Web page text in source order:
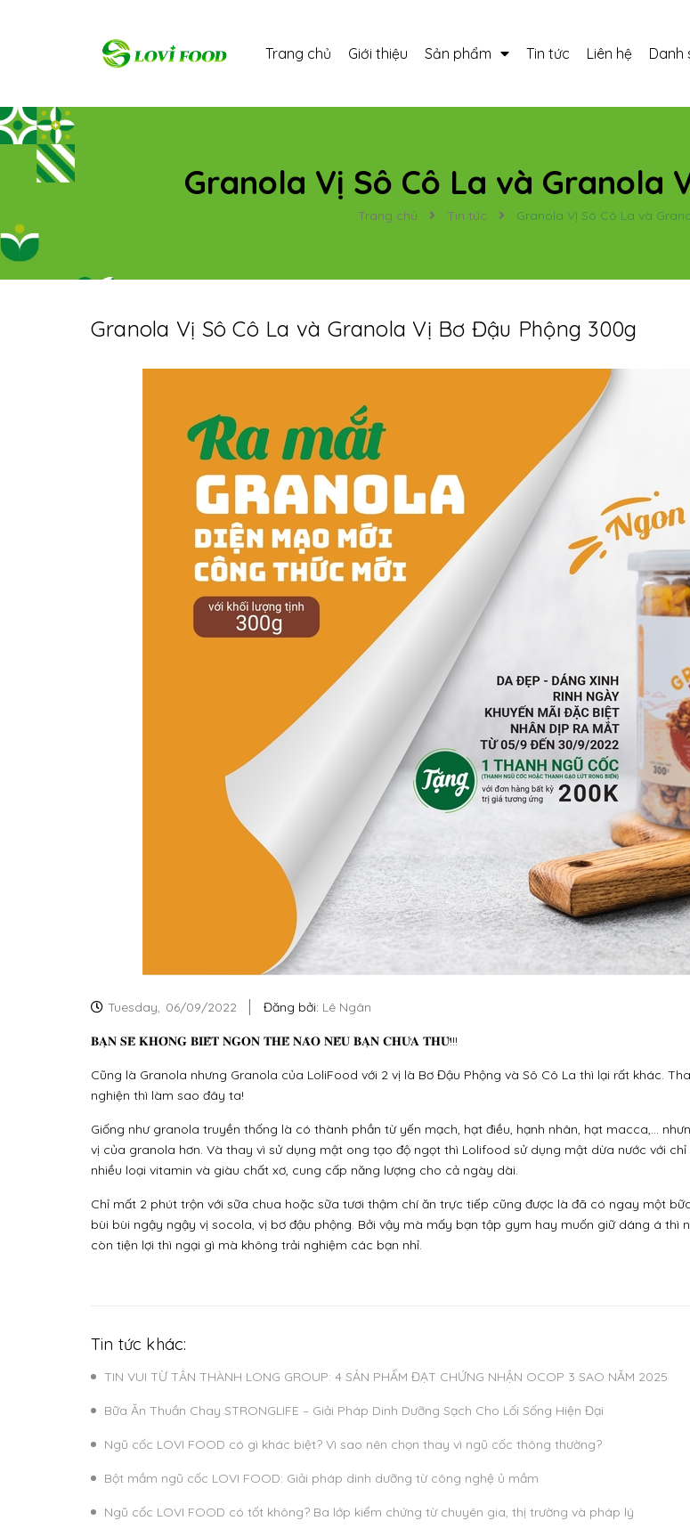
Trang chủ Giới thiệu Sản phẩm Tin tức Liên hệ Danh
Granola Vị Sô Cô La và Granola
Trang chủ Tin tức Granola Vị Sô Cô La và
Granola Vị Sô Cô La và Granola Vị Bơ Đậu Phộng 300g
Tuesday, 06/09/2022 Đăng bởi: Lê Ngân
𝐁𝐀̣𝐍 𝐒𝐄̃ 𝐊𝐇𝐎̂𝐍𝐆 𝐁𝐈𝐄̂́𝐓 𝐍𝐆𝐎𝐍 𝐓𝐇𝐄̂́ 𝐍𝐀̀𝐎 𝐍𝐄̂́𝐔 𝐁𝐀̣𝐍 𝐂𝐇𝐔̛𝐀 𝐓𝐇𝐔̛̉!!!
Cũng là Granola nhưng Granola của LoliFood với 2 vị là Bơ Đậu Phộng và Sô Cô La thì lại rất khác.
nghiện thì làm sao đây ta!
Giống như granola truyền thống là có thành phần từ yến mạch, hạt điều, hạnh nhân, hạt macca,…
vị của granola hơn. Và thay vì sử dụng mật ong tạo độ ngọt thì Lolifood sử dụng mật dừa nước với
nhiều loại vitamin và giàu chất xơ, cung cấp năng lượng cho cả ngày dài.
Chỉ mất 2 phút trộn với sữa chua hoặc sữa tươi thậm chí ăn trực tiếp cũng được là đã có ngay một
bùi bùi ngậy ngậy vị socola, vị bơ đậu phộng. Bởi vậy mà mấy bạn tập gym hay muốn giữ dáng á thì
còn tiện lợi thì ngại gì mà không trải nghiệm các bạn nhỉ.
Tin tức khác:
TIN VUI TỪ TÂN THÀNH LONG GROUP: 4 SẢN PHẨM ĐẠT CHỨNG NHẬN OCOP 3 SAO NĂM 2025
Bữa Ăn Thuần Chay STRONGLIFE – Giải Pháp Dinh Dưỡng Sạch Cho Lối Sống Hiện Đại
Ngũ cốc LOVI FOOD có gì khác biệt? Vì sao nên chọn thay vì ngũ cốc thông thường?
Bột mầm ngũ cốc LOVI FOOD: Giải pháp dinh dưỡng từ công nghệ ủ mầm
Ngũ cốc LOVI FOOD có tốt không? Ba lớp kiểm chứng từ chuyên gia, thị trường và pháp lý